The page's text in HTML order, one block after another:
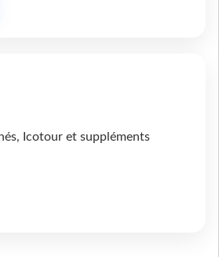
Icotour et suppléments